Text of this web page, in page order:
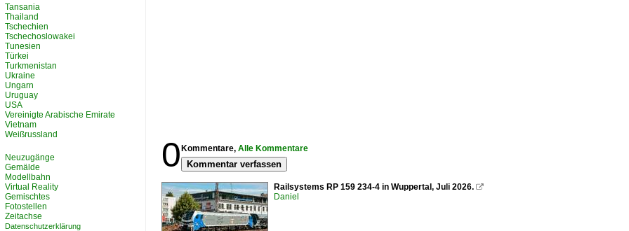
0 Kommentare, Alle Kommentare
Kommentar verfassen
Railsystems RP 159 234-4 in Wuppertal, Juli 2026. 
Daniel
Tansania
Thailand
Tschechien
Tschechoslowakei
Tunesien
Türkei
Turkmenistan
Ukraine
Ungarn
Uruguay
USA
Vereinigte Arabische Emirate
Vietnam
Weißrussland
Neuzugänge
Gemälde
Modellbahn
Virtual Reality
Gemischtes
Fotostellen
Zeitachse
Datenschutzerklärung